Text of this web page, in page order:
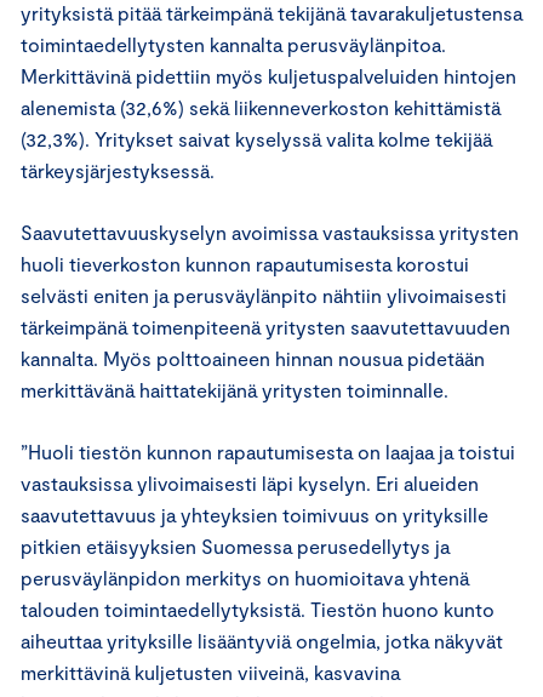
yrityksistä pitää tärkeimpänä tekijänä tavarakuljetustensa
toimintaedellytysten kannalta perusväylänpitoa.
Merkittävinä pidettiin myös kuljetuspalveluiden hintojen
alenemista (32,6%) sekä liikenneverkoston kehittämistä
(32,3%). Yritykset saivat kyselyssä valita kolme tekijää
tärkeysjärjestyksessä.
Saavutettavuuskyselyn avoimissa vastauksissa yritysten
huoli tieverkoston kunnon rapautumisesta korostui
selvästi eniten ja perusväylänpito nähtiin ylivoimaisesti
tärkeimpänä toimenpiteenä yritysten saavutettavuuden
kannalta. Myös polttoaineen hinnan nousua pidetään
merkittävänä haittatekijänä yritysten toiminnalle.
”Huoli tiestön kunnon rapautumisesta on laajaa ja toistui
vastauksissa ylivoimaisesti läpi kyselyn. Eri alueiden
saavutettavuus ja yhteyksien toimivuus on yrityksille
pitkien etäisyyksien Suomessa perusedellytys ja
perusväylänpidon merkitys on huomioitava yhtenä
talouden toimintaedellytyksistä. Tiestön huono kunto
aiheuttaa yrityksille lisääntyviä ongelmia, jotka näkyvät
merkittävinä kuljetusten viiveinä, kasvavina